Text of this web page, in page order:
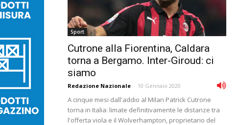
Sport
Cutrone alla Fiorentina, Caldara
torna a Bergamo. Inter-Giroud: ci
siamo
Redazione Nazionale - 10 Gennaio 2020
A cinque mesi dall'addio al Milan Patrick Cutrone
torna in Italia: limate definitivamente le distanze tra
l'offerta viola e il Wolverhampton, proprietario del